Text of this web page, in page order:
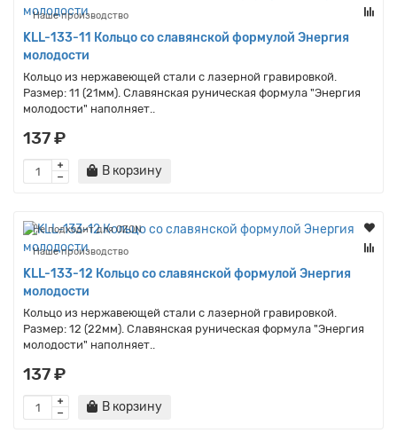
Наше производство
KLL-133-11 Кольцо со славянской формулой Энергия
молодости
Кольцо из нержавеющей стали с лазерной гравировкой.
Размер: 11 (21мм). Славянская руническая формула "Энергия
молодости" наполняет..
137 ₽
В корзину
Не подходит для OZON
Наше производство
KLL-133-12 Кольцо со славянской формулой Энергия
молодости
Кольцо из нержавеющей стали с лазерной гравировкой.
Размер: 12 (22мм). Славянская руническая формула "Энергия
молодости" наполняет..
137 ₽
В корзину